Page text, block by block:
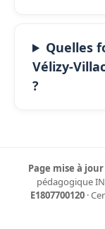
Quelles
Vélizy-
?
Page mise à jour
pédagogique
E1807700120 ·